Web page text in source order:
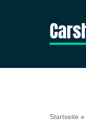
Startseite »